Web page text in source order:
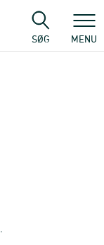
SØG MENU